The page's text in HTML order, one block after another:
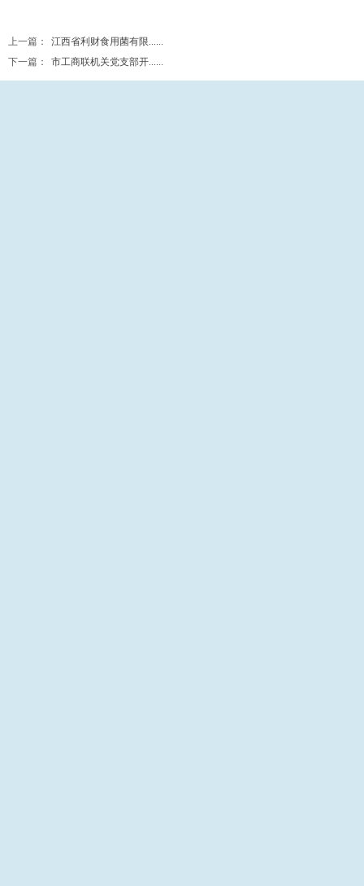
上一篇：
江西省利财食用菌有限......
下一篇：
市工商联机关党支部开......